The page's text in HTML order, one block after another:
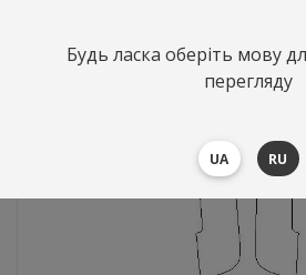
Будь ласка оберіть мову
перегляду
UA RU